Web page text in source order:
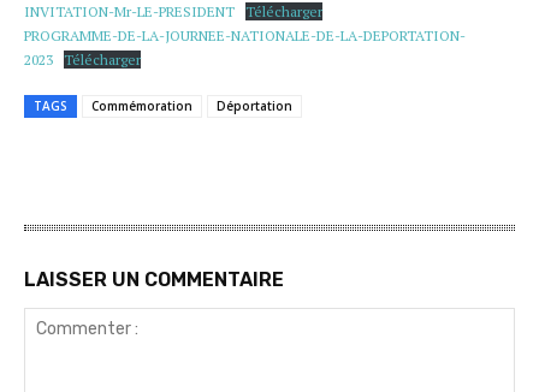
INVITATION-Mr-LE-PRESIDENT
Télécharger
PROGRAMME-DE-LA-JOURNEE-NATIONALE-DE-LA-DEPORTATION-
2023
Télécharger
TAGS Commémoration Déportation
LAISSER UN COMMENTAIRE